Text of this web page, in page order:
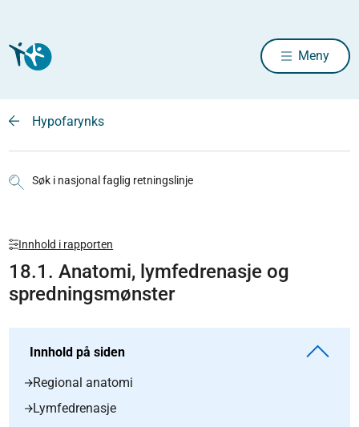
Meny
Hypofarynks
Søk i nasjonal faglig retningslinje
Innhold i rapporten
18.1. Anatomi, lymfedrenasje og
spredningsmønster
Innhold på siden
Regional anatomi
Lymfedrenasje